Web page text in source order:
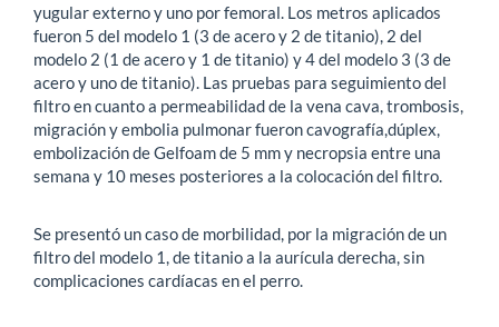
yugular externo y uno por femoral. Los metros aplicados
fueron 5 del modelo 1 (3 de acero y 2 de titanio), 2 del
modelo 2 (1 de acero y 1 de titanio) y 4 del modelo 3 (3 de
acero y uno de titanio). Las pruebas para seguimiento del
filtro en cuanto a permeabilidad de la vena cava, trombosis,
migración y embolia pulmonar fueron cavografía,dúplex,
embolización de Gelfoam de 5 mm y necropsia entre una
semana y 10 meses posteriores a la colocación del filtro.
Se presentó un caso de morbilidad, por la migración de un
filtro del modelo 1, de titanio a la aurícula derecha, sin
complicaciones cardíacas en el perro.